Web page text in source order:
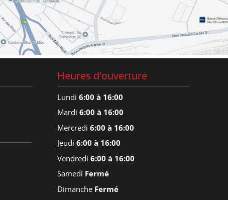
Heures d'ouverture
Lundi 6:00 à 16:00
Mardi 6:00 à 16:00
Mercredi 6:00 à 16:00
Jeudi 6:00 à 16:00
Vendredi 6:00 à 16:00
Samedi Fermé
Dimanche Fermé